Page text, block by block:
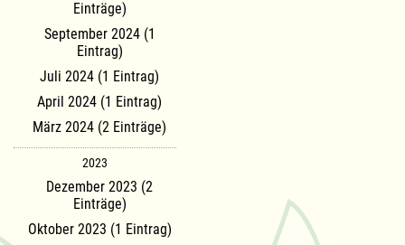
Einträge)
September 2024 (1
Eintrag)
Juli 2024 (1 Eintrag)
April 2024 (1 Eintrag)
März 2024 (2 Einträge)
2023
Dezember 2023 (2
Einträge)
Oktober 2023 (1 Eintrag)